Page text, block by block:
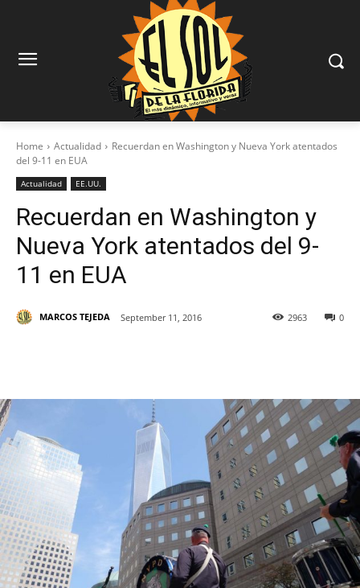
Home Actualidad
Recuerdan en Washington y Nueva York atentados
del 9-11 en EUA
Actualidad EE.UU.
Recuerdan en Washington y
Nueva York atentados del 9-
11 en EUA
MARCOS TEJEDA September 11, 2016 0
2963